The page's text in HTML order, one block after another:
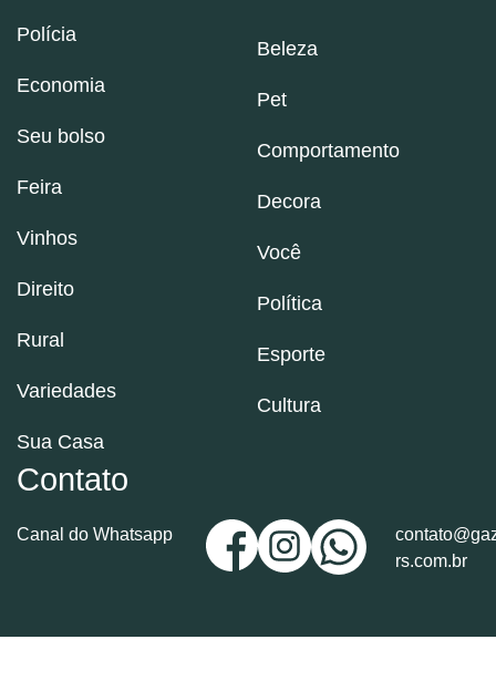
Polícia
Economia
Seu bolso
Feira
Vinhos
Direito
Rural
Variedades
Sua Casa
Beleza
Pet
Comportamento
Decora
Você
Política
Esporte
Cultura
Contato
Canal do Whatsapp
rs.com.br